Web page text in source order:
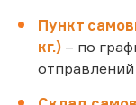
Пункт
кг.) – по